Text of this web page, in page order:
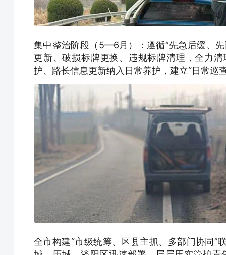
集中整治阶段（5—6月）：遵循“先急后缓、
更新、破损标牌更换、违规标牌清理，全力
护、路长信息更新纳入日常养护，建立“日常
全市构建“市级统筹、区县主抓、多部门协同”